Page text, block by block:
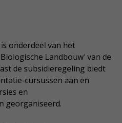
onderdeel van het
Landbouw' van de
de subsidieregeling biedt
cursussen aan en
en
georganiseerd.